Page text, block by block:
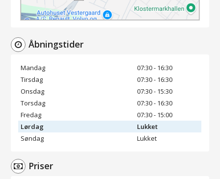
Åbningstider
Mandag
07:30 - 16:30
Tirsdag
07:30 - 16:30
Onsdag
07:30 - 15:30
Torsdag
07:30 - 16:30
Fredag
07:30 - 15:00
Lørdag
Lukket
Søndag
Lukket
Priser